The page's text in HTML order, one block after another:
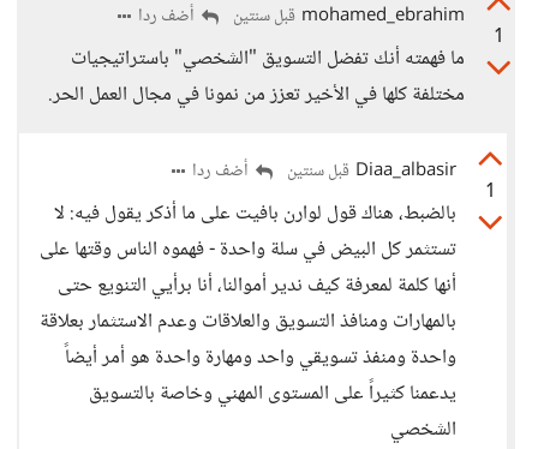
1
mohamed_ebrahim قبل سنتين أضف ردا
ما فهمته أنك تفضل التسويق "الشخصي" باستراتيجيات
مختلفة كلها في الأخير تعزز من نمونا في مجال العمل الحر.
1
Diaa_albasir قبل سنتين أضف ردا
بالضبط، هناك قول لوارن بافيت على ما أذكر يقول فيه: لا
تستثمر كل البيض في سلة واحدة - فهموه الناس وقتها على
أنها كلمة لمعرفة كيف ندير أموالنا، أنا برأيي التنويع حتى
بالمهارات ومنافذ التسويق والعلاقات وعدم الاستثمار بعلاقة
واحدة ومنفذ تسويقي واحد ومهارة واحدة هو أمر أيضاً
يدعمنا كثيراً على المستوى المهني وخاصة بالتسويق
الشخصي